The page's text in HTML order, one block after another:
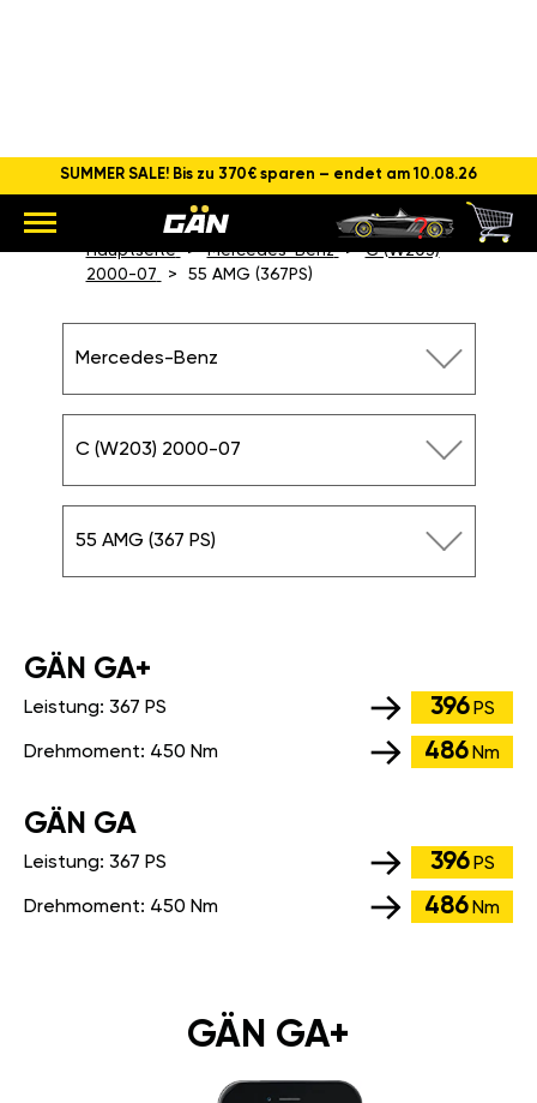
BENZ C 55 AMG (367 PS)
Hauptseite Mercedes-Benz
C (W203)
2000-07
55 AMG (367PS)
Mercedes-Benz
C (W203) 2000-07
55 AMG (367 PS)
GÄN GA+
Leistung: 367 PS 396 PS
Drehmoment: 450 Nm 486 Nm
GÄN GA
Leistung: 367 PS 396 PS
Drehmoment: 450 Nm 486 Nm
GÄN GA+